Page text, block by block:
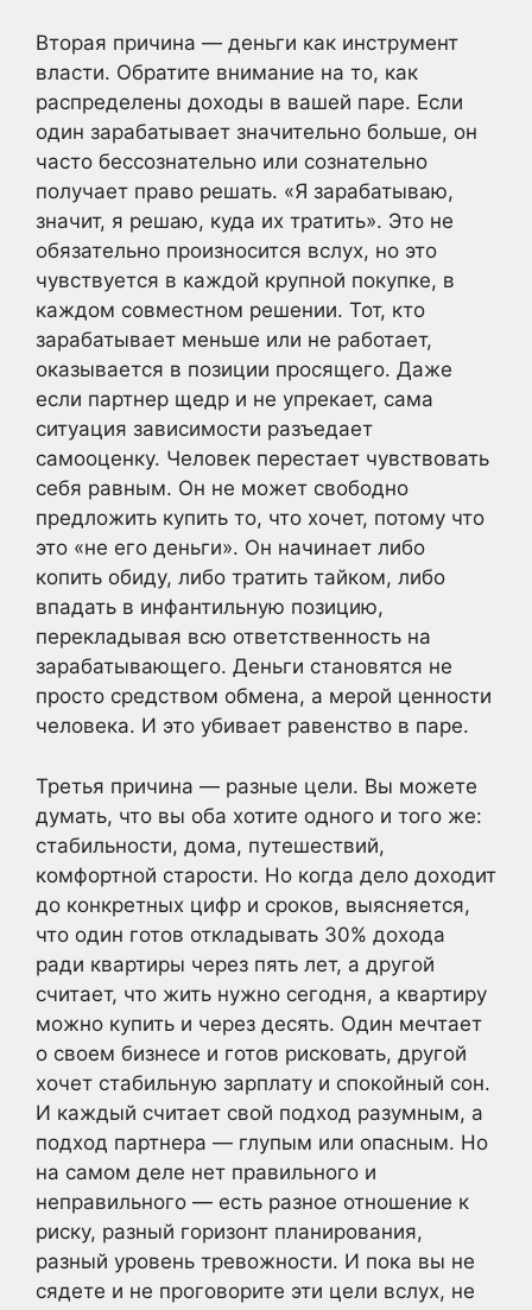
Вторая причина — деньги как инструмент
власти. Обратите внимание на то, как
распределены доходы в вашей паре. Если
один зарабатывает значительно больше, он
часто бессознательно или сознательно
получает право решать. «Я зарабатываю,
значит, я решаю, куда их тратить». Это не
обязательно произносится вслух, но это
чувствуется в каждой крупной покупке, в
каждом совместном решении. Тот, кто
зарабатывает меньше или не работает,
оказывается в позиции просящего. Даже
если партнер щедр и не упрекает, сама
ситуация зависимости разъедает
самооценку. Человек перестает чувствовать
себя равным. Он не может свободно
предложить купить то, что хочет, потому что
это «не его деньги». Он начинает либо
копить обиду, либо тратить тайком, либо
впадать в инфантильную позицию,
перекладывая всю ответственность на
зарабатывающего. Деньги становятся не
просто средством обмена, а мерой ценности
человека. И это убивает равенство в паре.
Третья причина — разные цели. Вы можете
думать, что вы оба хотите одного и того же:
стабильности, дома, путешествий,
комфортной старости. Но когда дело доходит
до конкретных цифр и сроков, выясняется,
что один готов откладывать 30% дохода
ради квартиры через пять лет, а другой
считает, что жить нужно сегодня, а квартиру
можно купить и через десять. Один мечтает
о своем бизнесе и готов рисковать, другой
хочет стабильную зарплату и спокойный сон.
И каждый считает свой подход разумным, а
подход партнера — глупым или опасным. Но
на самом деле нет правильного и
неправильного — есть разное отношение к
риску, разный горизонт планирования,
разный уровень тревожности. И пока вы не
сядете и не проговорите эти цели вслух, не